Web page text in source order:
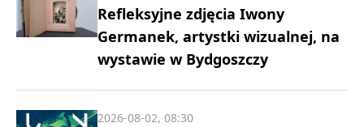
Refleksyjne zdjęcia Iwony
Germanek, artystki wizualnej, na
wystawie w Bydgoszczy
2026-08-02, 08:30